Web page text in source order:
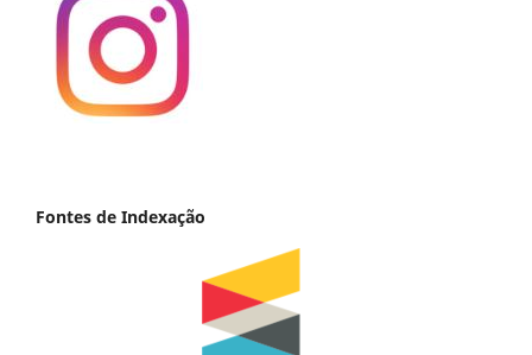
Fontes de Indexação